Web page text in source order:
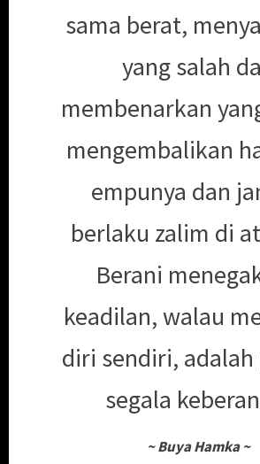
sama berat,
yang salah
membenarkan
mengembalikan
empunya dan
berlaku zalim di
Berani
keadilan, walau
diri sendiri, adalah
segala
~ Buya Hamka ~